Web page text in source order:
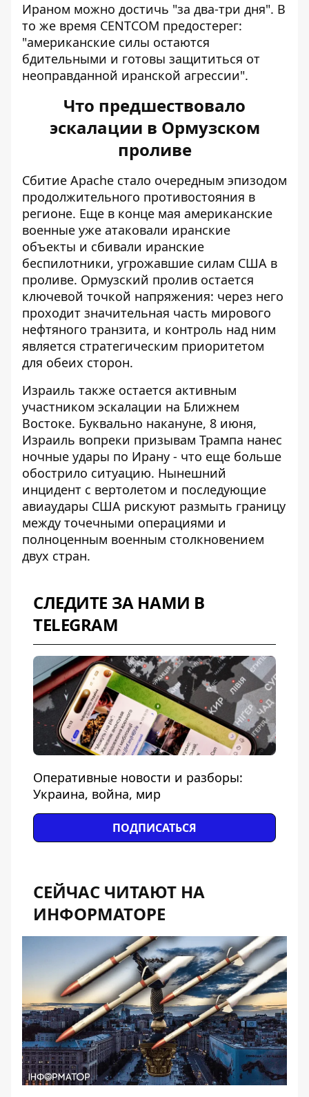
Ираном можно достичь "за два-три дня". В
то же время CENTCOM предостерег:
"американские силы остаются
бдительными и готовы защититься от
неоправданной иранской агрессии".
Что предшествовало
эскалации в Ормузском
проливе
Сбитие Apache стало очередным эпизодом
продолжительного противостояния в
регионе. Еще в конце мая американские
военные уже атаковали иранские
объекты и сбивали иранские
беспилотники, угрожавшие силам США в
проливе. Ормузский пролив остается
ключевой точкой напряжения: через него
проходит значительная часть мирового
нефтяного транзита, и контроль над ним
является стратегическим приоритетом
для обеих сторон.
Израиль также остается активным
участником эскалации на Ближнем
Востоке. Буквально накануне, 8 июня,
Израиль вопреки призывам Трампа нанес
ночные удары по Ирану - что еще больше
обострило ситуацию. Нынешний
инцидент с вертолетом и последующие
авиаудары США рискуют размыть границу
между точечными операциями и
полноценным военным столкновением
двух стран.
СЛЕДИТЕ ЗА НАМИ В
TELEGRAM
Оперативные новости и разборы:
Украина, война, мир
ПОДПИСАТЬСЯ
СЕЙЧАС ЧИТАЮТ НА
ИНФОРМАТОРЕ